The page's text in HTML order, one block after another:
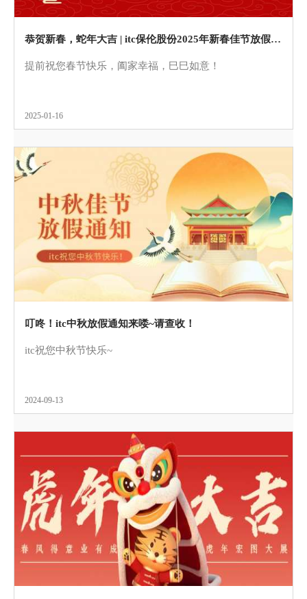
恭贺新春，蛇年大吉 | itc保伦股份2025年新春佳节放假通知
提前祝您春节快乐，阖家幸福，巳巳如意！
2025-01-16
叮咚！itc中秋放假通知来喽~请查收！
itc祝您中秋节快乐~
2024-09-13